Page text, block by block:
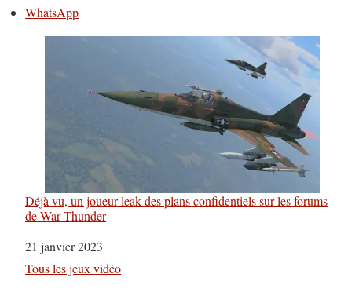
WhatsApp
Déjà vu, un joueur leak des plans confidentiels sur les forums
de War Thunder
Date
21 janvier 2023
Par rapport à
Tous les jeux vidéo